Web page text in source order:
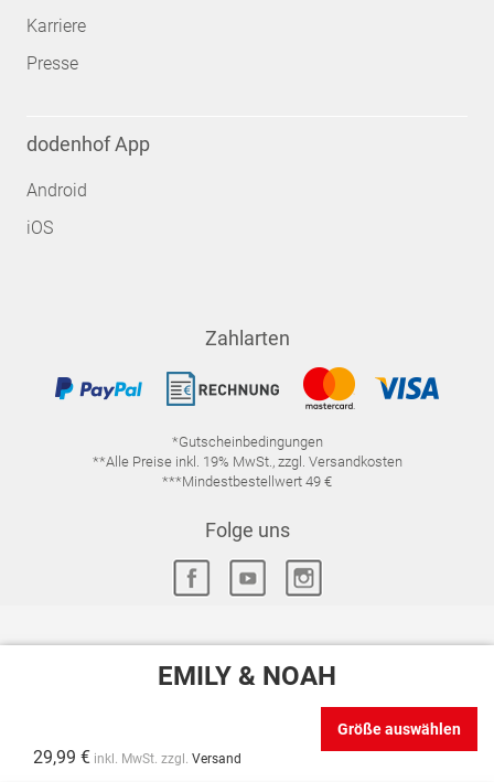
EMILY & NOAH
29,99 € inkl. MwSt. zzgl. Versand
Größe auswählen
Karriere
Presse
dodenhof App
Android
iOS
Zahlarten
*Gutscheinbedingungen
**Alle Preise inkl. 19% MwSt., zzgl. Versandkosten
***Mindestbestellwert 49 €
Folge uns
FAQ
DATENSCHUTZ
WIDERRUFSRECHT
VERTRAG WIDERRUFEN